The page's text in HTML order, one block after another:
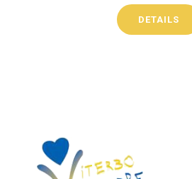
DETAILS